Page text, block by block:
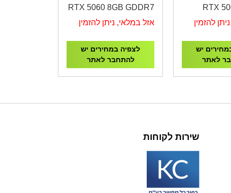
RTX
להזמין
יש
לאתר
RTX 5060 8GB GDDR7
GV-N5060WF2OC-8GD
אזל במלאי, ניתן להזמין
לצפיה במחירים יש
להתחבר לאתר
שירות לקוחות